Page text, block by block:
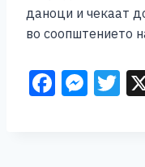
даноци и чекаат
во соопштението
F M T